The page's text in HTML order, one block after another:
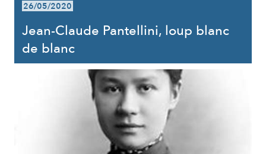
26/05/2020
Jean-Claude Pantellini, loup blanc
de blanc